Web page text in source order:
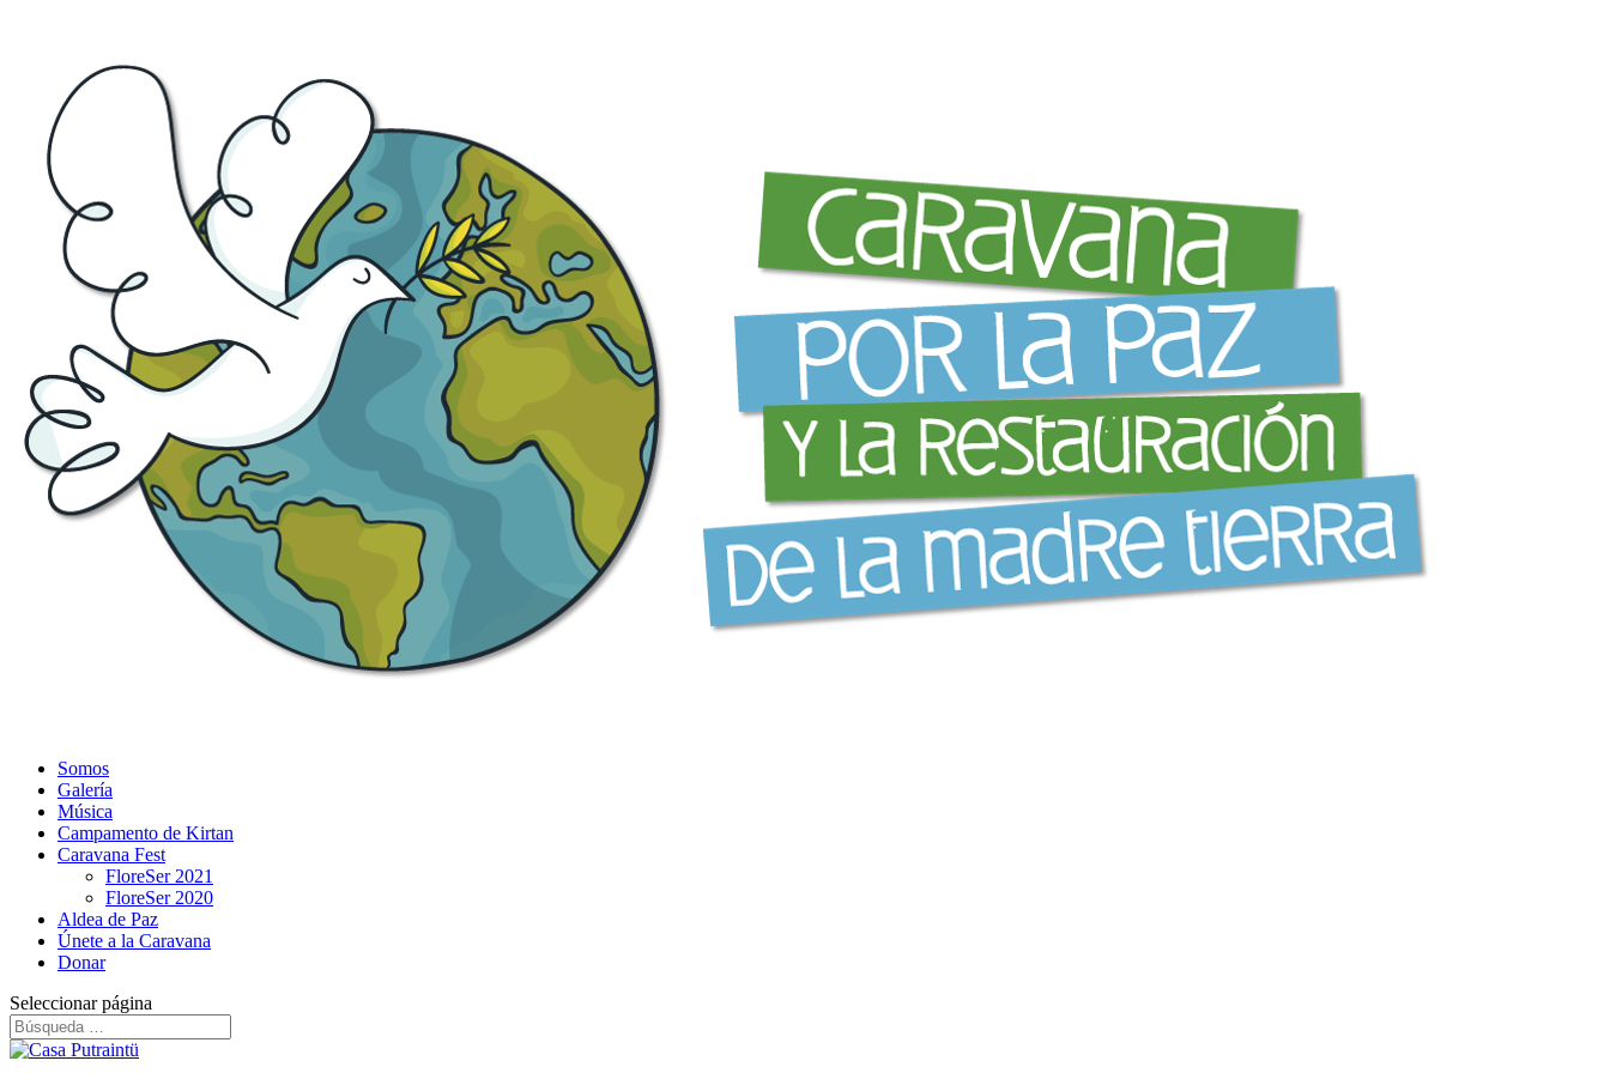
Somos
Galería
Música
Campamento de Kirtan
Caravana Fest
FloreSer 2021
FloreSer 2020
Aldea de Paz
Únete a la Caravana
Donar
Seleccionar página